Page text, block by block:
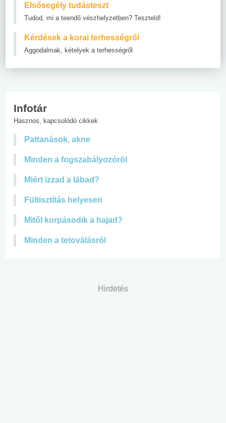
Elsősegély tudásteszt
Tudod, mi a teendő vészhelyzetben? Teszteld!
Kérdések a korai terhességről
Aggodalmak, kételyek a terhességről
Infotár
Hasznos, kapcsolódó cikkek
Pattanások, akne
Minden a fogszabályozóról
Miért izzad a lábad?
Fültisztítás helyesen
Mitől korpásodik a hajad?
Minden a tetoválásról
Hirdetés